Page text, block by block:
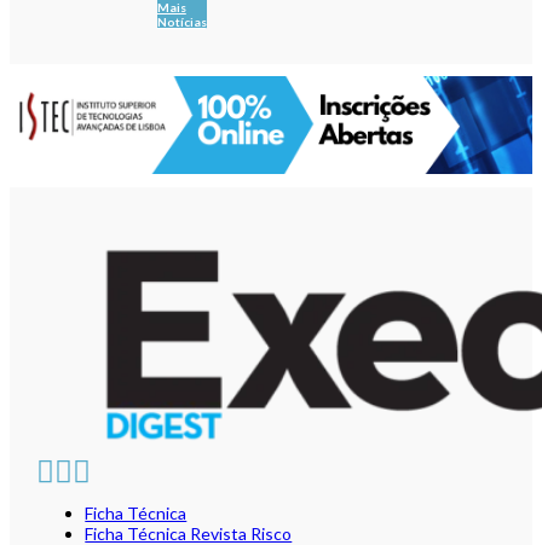
Mais
Notícias
Ficha Técnica
Ficha Técnica Revista Risco